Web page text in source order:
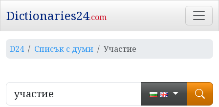
Dictionaries24.com
D24 Списък с думи Участие